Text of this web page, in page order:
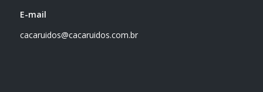
E-mail
cacaruidos@cacaruidos.com.br